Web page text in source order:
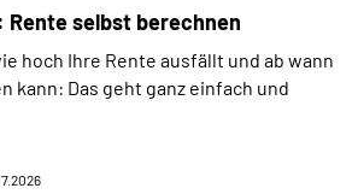
Rente selbst berechnen
hoch Ihre Rente ausfällt und ab wann
kann: Das geht ganz einfach und